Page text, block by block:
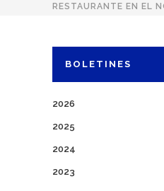
RESTAURANTE EN EL
BOLETINES
2026
2025
2024
2023